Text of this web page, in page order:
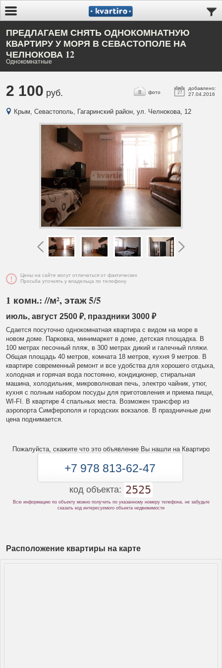
ПРЕДЛАГАЕМ СНЯТЬ ОДНОКОМНАТНУЮ
КВАРТИРУ У МОРЯ В СЕВАСТОПОЛЕ НА
ЧЕЛНОКОВА 12
Однокомнатные
2 100 руб. 27
добавлено:
27.04.2016
8 фото
Крым, Севастополь, Гагаринский район, ул. Челнокова, 12
Цены на сайте могут отличаться от фактических
Просьба уточнять у владельца по телефону
1 комн.: //м², этаж 5/5
июль, август 2500 ₽, праздники 3000 ₽
Сдается посуточно однокомнатная квартира с видом на море в
новом доме. Парковка, минимаркет в доме, детская площадка. В
100 метрах песочный пляж, в 300 метрах дикий и галечный пляжи.
Общая площадь 40 метров, комната 18 метров, кухня 9 метров. В
квартире современный ремонт и все удобства для хорошего отдыха,
холодная и горячая вода постоянно, кондиционер, стиральная
машина, холодильник, микроволновая печь, электро чайник, утюг,
кухня с полным набором посуды для приготовления и приема пищи,
WI-FI. В квартире 4 спальных места. Возможен трансфер из
аэропорта Симферополя и городских вокзалов. В праздничные дни
цена поднимается.
Пожалуйста, скажите что это объявление Вы нашли на Квартиро
+7 978 813-62-47
код объекта: 2525
Всю информацию по объекту можно получить по указанному номеру телефона, не забудьте
сказать код интересуемого объекта недвижимости
Расположение квартиры на карте